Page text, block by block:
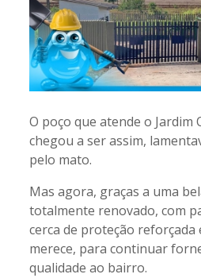
O poço que atende o Jardim
chegou a ser assim,
pelo mato.
Mas agora, graças a uma
totalmente renovado, com
cerca de proteção reforçada
merece, para continuar
qualidade ao bairro.